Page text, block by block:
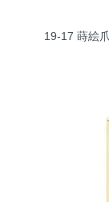
19-17 蒔絵